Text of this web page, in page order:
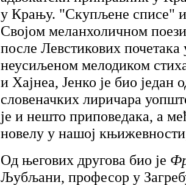
у Крању. "Скупљене списе"
Својом меланхоличном
после Левстикових
неусиљеном мелодиком
и Хајнеа, Јенко је био један
словеначких лиричара
је и нешто приповедака, а
новелу у нашој
Од његових другова био је
Љубљани, професор у